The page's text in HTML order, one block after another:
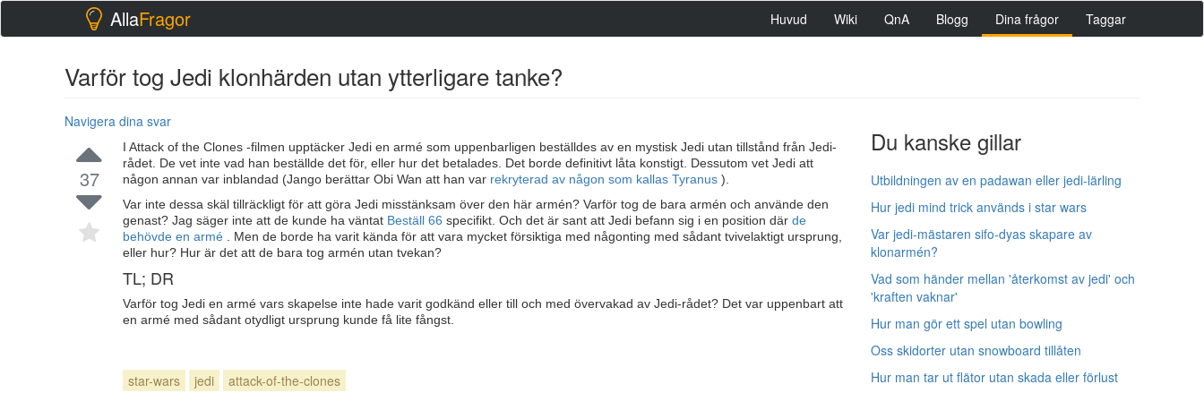
AllaFragor Huvud Wiki QnA Blogg Dina frågor Taggar
Varför tog Jedi klonhärden utan ytterligare tanke?
Navigera dina svar
Du kanske gillar
Utbildningen av en padawan eller jedi-lärling
Hur jedi mind trick används i star wars
Var jedi-mästaren sifo-dyas skapare av
klonarmén?
Vad som händer mellan 'återkomst av jedi' och
'kraften vaknar'
Hur man gör ett spel utan bowling
Oss skidorter utan snowboard tillåten
Hur man tar ut flätor utan skada eller förlust
37
I Attack of the Clones -filmen upptäcker Jedi en armé som uppenbarligen beställdes av en mystisk Jedi utan tillstånd från Jedi-
rådet. De vet inte vad han beställde det för, eller hur det betalades. Det borde definitivt låta konstigt. Dessutom vet Jedi att
någon annan var inblandad (Jango berättar Obi Wan att han var rekryterad av någon som kallas Tyranus ).
Var inte dessa skäl tillräckligt för att göra Jedi misstänksam över den här armén? Varför tog de bara armén och använde den
genast? Jag säger inte att de kunde ha väntat Beställ 66 specifikt. Och det är sant att Jedi befann sig i en position där de
behövde en armé
. Men de borde ha varit kända för att vara mycket försiktiga med någonting med sådant tvivelaktigt ursprung,
eller hur? Hur är det att de bara tog armén utan tvekan?
TL; DR
Varför tog Jedi en armé vars skapelse inte hade varit godkänd eller till och med övervakad av Jedi-rådet? Det var uppenbart att
en armé med sådant otydligt ursprung kunde få lite fångst.
star-wars jedi attack-of-the-clones